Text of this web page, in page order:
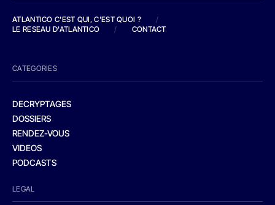
ATLANTICO C'EST QUI, C'EST QUOI ?
/
LE RESEAU D'ATLANTICO
/ CONTACT
CATEGORIES
DECRYPTAGES
DOSSIERS
RENDEZ-VOUS
VIDEOS
PODCASTS
LEGAL